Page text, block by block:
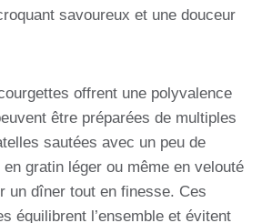
savoureux et une douceur
offrent une polyvalence
être préparées de multiples
sautées avec un peu de
gratin léger ou même en velouté
un dîner tout en finesse. Ces
équilibrent l’ensemble et évitent